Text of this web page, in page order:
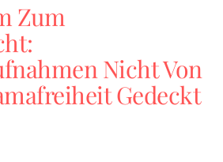
Zum
Nicht Von
Gedeckt